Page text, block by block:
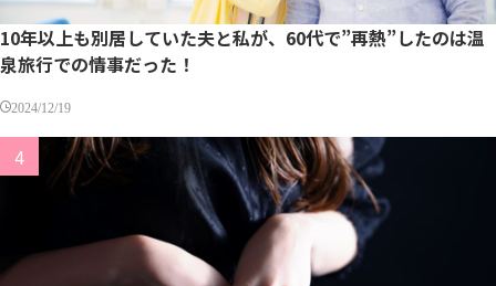
10年以上も別居していた夫と私が、60代で”再熱”したのは温
泉旅行での情事だった！
2024/12/19